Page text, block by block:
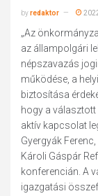
byredaktor
„Az
az állampolgári
népszavazás
működése, a
biztosítása
hogy a
aktív kapcsolat
Gyergyák
Károli Gáspár
konferencián. A
igazgatási